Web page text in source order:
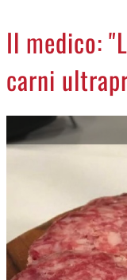
Il medico:
carni